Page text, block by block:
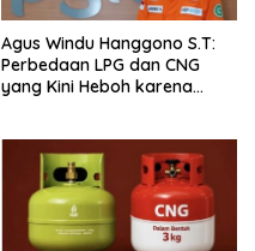
Agus Windu Hanggono S.T:
Perbedaan LPG dan CNG
yang Kini Heboh karena